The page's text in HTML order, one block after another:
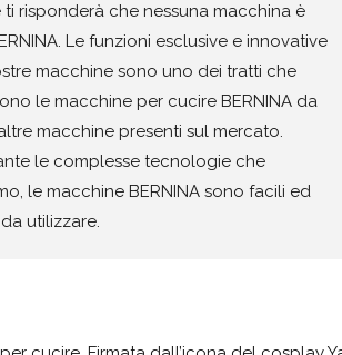
risponderà che nessuna macchina è
Le funzioni esclusive e innovative
macchine sono uno dei tratti che
le macchine per cucire BERNINA da
macchine presenti sul mercato.
le complesse tecnologie che
le macchine BERNINA sono facili ed
utilizzare.